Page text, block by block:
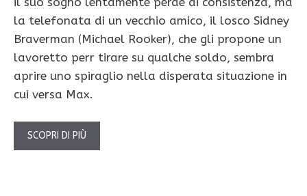
la telefonata di un vecchio amico, il losco Sidney
Braverman (Michael Rooker), che gli propone un
lavoretto perr tirare su qualche soldo, sembra
aprire uno spiraglio nella disperata situazione in
cui versa Max.
SCOPRI DI PIÙ